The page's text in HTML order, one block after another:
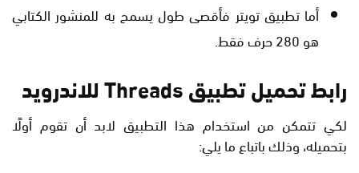
أما تطبيق تويتر فأقصى طول يسمح به للمنشور الكتابي
هو 280 حرف فقط.
رابط تحميل تطبيق Threads للاندرويد
لكي تتمكن من استخدام هذا التطبيق لابد أن تقوم أولًا
بتحميله، وذلك باتباع ما يلي: